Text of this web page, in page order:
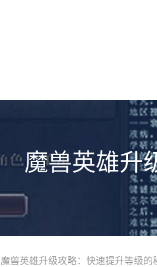
魔兽英雄升
魔兽英雄升级攻略：快速提升等级的